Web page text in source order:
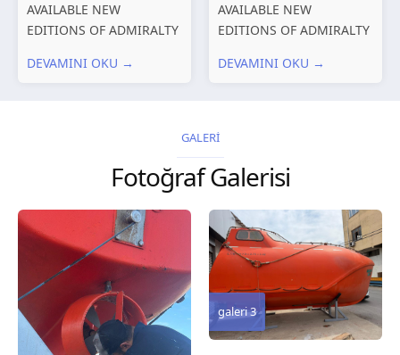
AVAILABLE NEW
EDITIONS OF ADMIRALTY
PUBLICATIONS New
remarks 127 Korea
DEVAMINI OKU →
AVAILABLE NEW
EDITIONS OF ADMIRALTY
PUBLICATIONS New
2026 Chart
Title, limits and other
remarks 67 Gulf of...
DEVAMINI OKU →
GALERİ
Fotoğraf Galerisi
galeri 3